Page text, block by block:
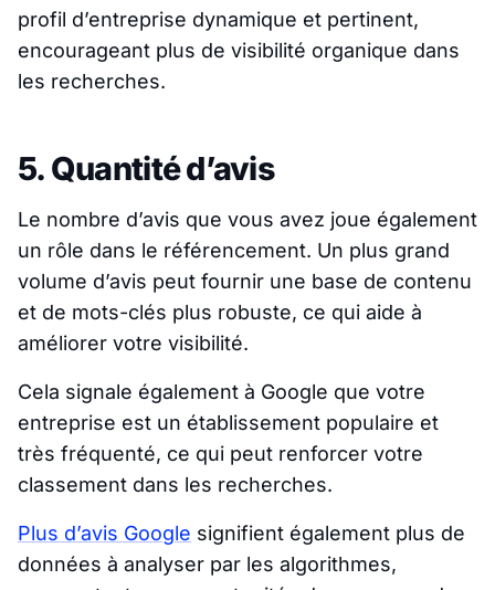
profil d’entreprise dynamique et pertinent,
encourageant plus de visibilité organique dans
les recherches.
5. Quantité d’avis
Le nombre d’avis que vous avez joue également
un rôle dans le référencement. Un plus grand
volume d’avis peut fournir une base de contenu
et de mots-clés plus robuste, ce qui aide à
améliorer votre visibilité.
Cela signale également à Google que votre
entreprise est un établissement populaire et
très fréquenté, ce qui peut renforcer votre
classement dans les recherches.
Plus d’avis Google signifient également plus de
données à analyser par les algorithmes,